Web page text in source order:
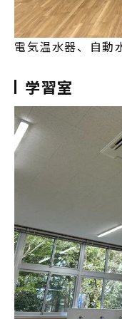
電気温水器、自動
学習室